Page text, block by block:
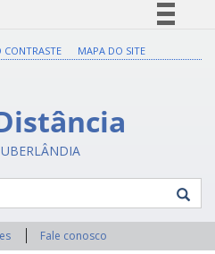
Acesso à informação
Legislação
Canais
CONTRASTE MAPA DO SITE
Fale conosco